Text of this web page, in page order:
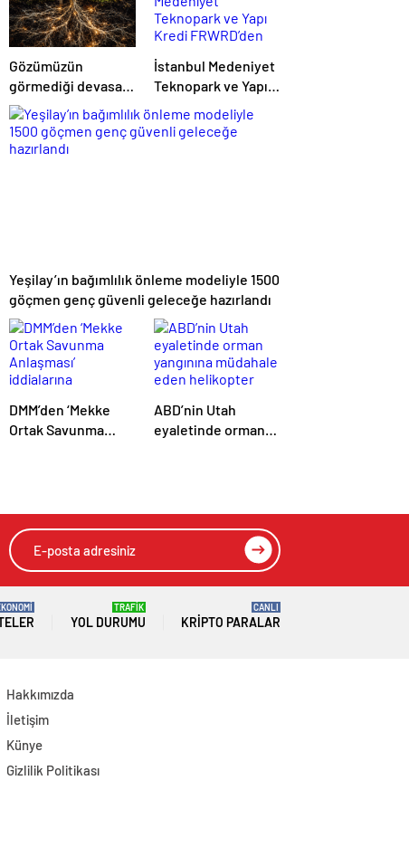
Gözümüzün
görmediği devasa
imparatorluk:
Dünya gerçekten
mantarların mı?
İstanbul Medeniyet
Teknopark ve Yapı
Kredi FRWRD’den
açık inovasyon
buluşması
Yeşilay’ın bağımlılık önleme modeliyle 1500
göçmen genç güvenli geleceğe hazırlandı
DMM’den ‘Mekke
Ortak Savunma
ABD’nin Utah
eyaletinde orman
YOL DURUMU
TRAFİK
KRIPTO PARALAR
CANLI
Hakkımızda
İletişim
Künye
Gizlilik Politikası